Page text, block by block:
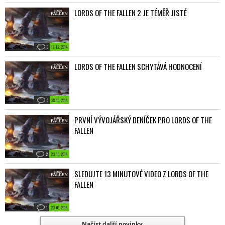
17. 12. 2014
0
LORDS OF THE FALLEN 2 JE TÉMĚŘ JISTÉ
28. 10. 2014
0
LORDS OF THE FALLEN SCHYTÁVÁ HODNOCENÍ
23. 10. 2014
2
PRVNÍ VÝVOJÁŘSKÝ DENÍČEK PRO LORDS OF THE
FALLEN
23. 09. 2014
1
SLEDUJTE 13 MINUTOVÉ VIDEO Z LORDS OF THE
FALLEN